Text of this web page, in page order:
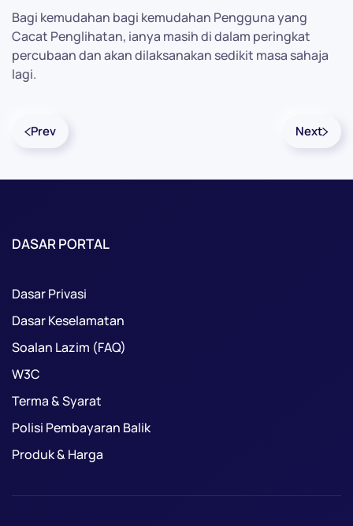
Bagi kemudahan bagi kemudahan Pengguna yang
Cacat Penglihatan, ianya masih di dalam peringkat
percubaan dan akan dilaksanakan sedikit masa sahaja
lagi.
Prev Next
DASAR PORTAL
Dasar Privasi
Dasar Keselamatan
Soalan Lazim (FAQ)
W3C
Terma & Syarat
Polisi Pembayaran Balik
Produk & Harga